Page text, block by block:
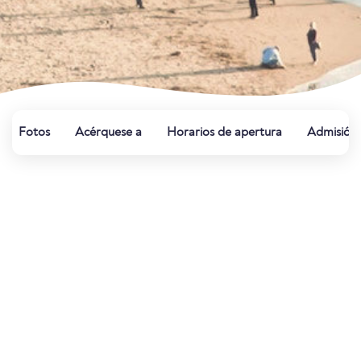
Fotos Acérquese a Horarios de apertura Admisión